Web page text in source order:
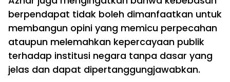
berpendapat tidak boleh dimanfaatkan untuk
membangun opini yang memicu perpecahan
ataupun melemahkan kepercayaan publik
terhadap institusi negara tanpa dasar yang
jelas dan dapat dipertanggungjawabkan.